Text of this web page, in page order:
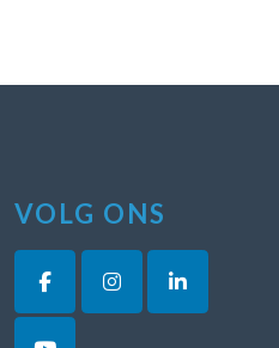
VOLG ONS